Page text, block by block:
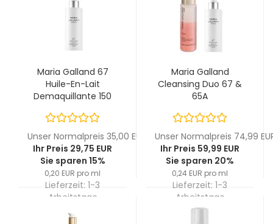
Maria Galland 67
Huile-En-Lait
Demaquillante 150
Unser Normalpreis 35,00 EUR
Ihr Preis 29,75 EUR
Sie sparen 15%
0,20 EUR pro ml
Lieferzeit: 1-3
Arbeitstage
Maria Galland
Cleansing Duo 67 &
65A
Unser Normalpreis 74,99
Ihr Preis 59,99 EUR
Sie sparen 20%
0,24 EUR pro ml
Lieferzeit: 1-3
Arbeitstage